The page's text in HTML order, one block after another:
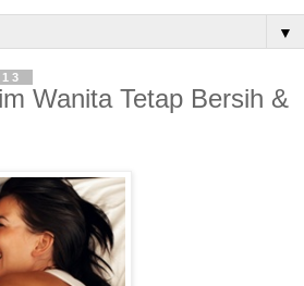
▼
Wanita Tetap Bersih &